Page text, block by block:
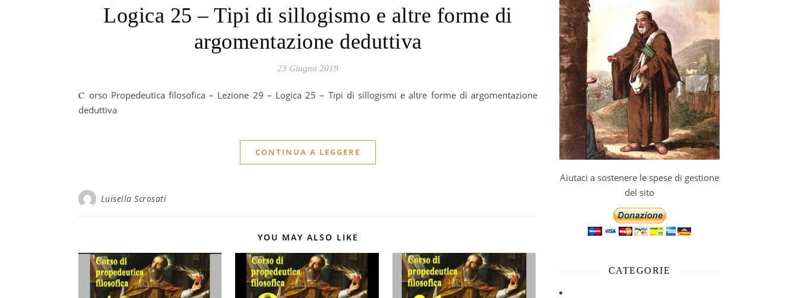
Logica 25 – Tipi di sillogismo e altre forme di
argomentazione deduttiva
23 Giugno 2019
Corso Propedeutica filosofica – Lezione 29 – Logica 25 – Tipi di sillogismi e altre forme di argomentazione
deduttiva
CONTINUA A LEGGERE
Luisella Scrosati
YOU MAY ALSO LIKE
Aiutaci a sostenere le spese di gestione
del sito
CATEGORIE